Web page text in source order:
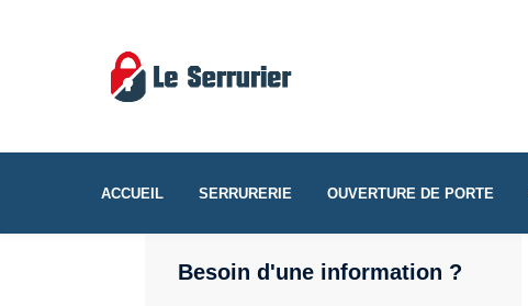
ACCUEIL SERRURERIE OUVERTURE DE PORTE
Besoin d'une information ?